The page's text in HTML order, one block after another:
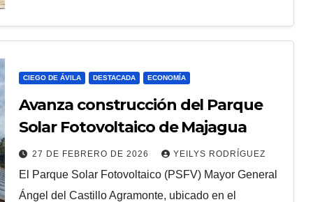
CIEGO DE ÁVILA DESTACADA ECONOMÍA
Avanza construcción del Parque
Solar Fotovoltaico de Majagua
27 DE FEBRERO DE 2026 YEILYS RODRÍGUEZ
El Parque Solar Fotovoltaico (PSFV) Mayor General
Ángel del Castillo Agramonte, ubicado en el
en
proceso de
matrícula en la
Universidad de
Ciencias Médicas
avileña
7 DE AGOSTO DE 2026 TELECENTRO
PROVINCIAL CIEGO DE ÁVILA